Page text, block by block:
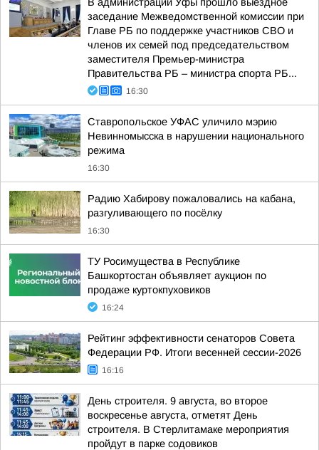
заседание Межведомственной комиссии при
Главе РБ по поддержке участников СВО и
членов их семей под председательством
заместителя Премьер-министра
Правительства РБ – министра спорта РБ...
16:30
Ставропольское УФАС уличило мэрию
Невинномысска в нарушении национального
режима
16:30
Радию Хабирову пожаловались на кабана,
разгуливающего по посёлку
16:30
ТУ Росимущества в Республике
Башкортостан объявляет аукцион по
продаже куртокпуховиков
16:24
Рейтинг эффективности сенаторов Совета
Федерации РФ. Итоги весенней сессии-2026
16:16
День строителя. 9 августа, во второе
воскресенье августа, отметят День
строителя. В Стерлитамаке мероприятия
пройдут в парке содовиков